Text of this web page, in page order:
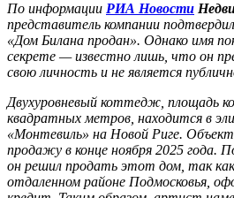
По информации РИА Новости
представитель компании
«Дом Билана продан». Однако имя
секрете — известно лишь, что он
свою личность и не является
Двухуровневый коттедж, площадь
квадратных метров, находится в
«Монтевиль» на Новой Риге.
продажу в конце ноября 2025 года.
он решил продать этот дом, так
отдаленном районе Подмосковья,